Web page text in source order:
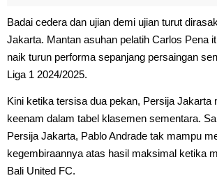
Badai cedera dan ujian demi ujian turut
Jakarta. Mantan asuhan pelatih Carlos Pena
naik turun performa sepanjang persaingan
Liga 1 2024/2025.
Kini ketika tersisa dua pekan, Persija Jakarta
keenam dalam tabel klasemen sementara.
Persija Jakarta, Pablo Andrade tak mampu
kegembiraannya atas hasil maksimal ketika
Bali United FC.